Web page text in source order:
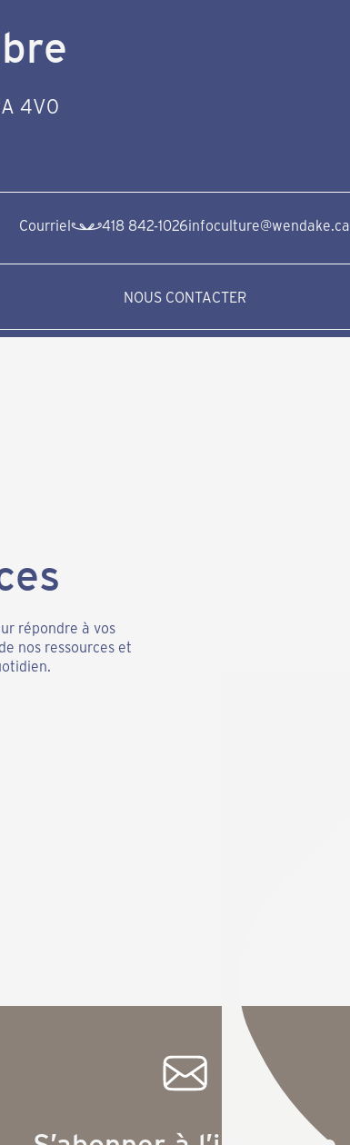
4V0
Courriel 418 842-1026infoculture@wendake.ca
NOUS CONTACTER
répondre à vos
nos ressources et